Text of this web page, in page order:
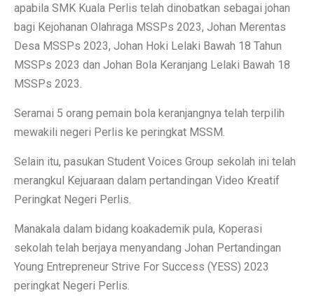
apabila SMK Kuala Perlis telah dinobatkan sebagai johan
bagi Kejohanan Olahraga MSSPs 2023, Johan Merentas
Desa MSSPs 2023, Johan Hoki Lelaki Bawah 18 Tahun
MSSPs 2023 dan Johan Bola Keranjang Lelaki Bawah 18
MSSPs 2023.
Seramai 5 orang pemain bola keranjangnya telah terpilih
mewakili negeri Perlis ke peringkat MSSM.
Selain itu, pasukan Student Voices Group sekolah ini telah
merangkul Kejuaraan dalam pertandingan Video Kreatif
Peringkat Negeri Perlis.
Manakala dalam bidang koakademik pula, Koperasi
sekolah telah berjaya menyandang Johan Pertandingan
Young Entrepreneur Strive For Success (YESS) 2023
peringkat Negeri Perlis.